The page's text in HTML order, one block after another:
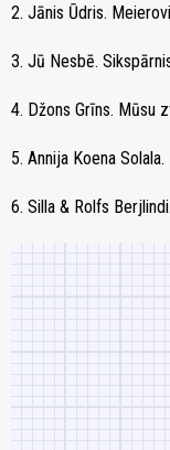
2. Jānis Ūdris.
3. Jū Nesbē.
4. Džons Grīns. Mūsu
5. Annija Koena
6. Silla & Rolfs